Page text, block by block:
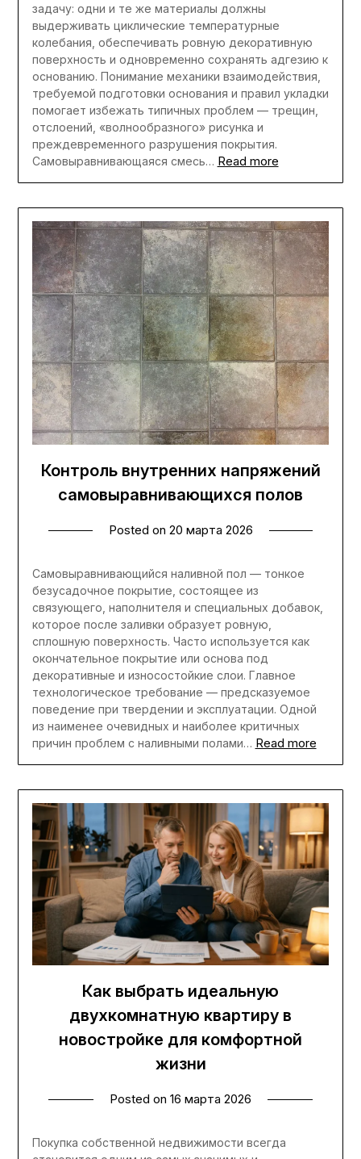
задачу: одни и те же материалы должны
выдерживать циклические температурные
колебания, обеспечивать ровную декоративную
поверхность и одновременно сохранять адгезию к
основанию. Понимание механики взаимодействия,
требуемой подготовки основания и правил укладки
помогает избежать типичных проблем — трещин,
отслоений, «волнообразного» рисунка и
преждевременного разрушения покрытия.
Самовыравнивающаяся смесь… Read more
Контроль внутренних напряжений
самовыравнивающихся полов
Posted on 20 марта 2026
Самовыравнивающийся наливной пол — тонкое
безусадочное покрытие, состоящее из
связующего, наполнителя и специальных добавок,
которое после заливки образует ровную,
сплошную поверхность. Часто используется как
окончательное покрытие или основа под
декоративные и износостойкие слои. Главное
технологическое требование — предсказуемое
поведение при твердении и эксплуатации. Одной
из наименее очевидных и наиболее критичных
причин проблем с наливными полами… Read more
Как выбрать идеальную
двухкомнатную квартиру в
новостройке для комфортной
жизни
Posted on 16 марта 2026
Покупка собственной недвижимости всегда